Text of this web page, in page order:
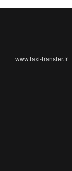
www.taxi-transfer.fr